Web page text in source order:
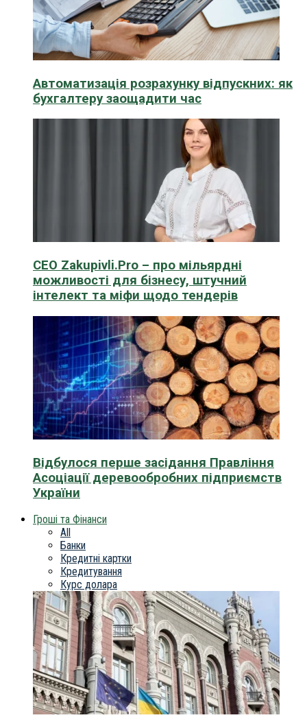
Автоматизація розрахунку відпускних: як
бухгалтеру заощадити час
CEO Zakupivli.Pro – про мільярдні
можливості для бізнесу, штучний
інтелект та міфи щодо тендерів
Відбулося перше засідання Правління
Асоціації деревообробних підприємств
України
Гроші та Фінанси
All
Банки
Кредитні картки
Кредитування
Курс долара